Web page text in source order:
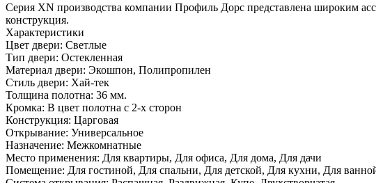
Серия ХN производства компании Профиль Дорс представлена широким
конструкция.
Характеристики
Цвет двери: Светлые
Тип двери: Остекленная
Материал двери: Экошпон, Полипропилен
Стиль двери: Хай-тек
Толщина полотна: 36 мм.
Кромка: В цвет полотна с 2-х сторон
Конструкция: Царговая
Открывание: Универсальное
Назначение: Межкомнатные
Место применения: Для квартиры, Для офиса, Для дома, Для дачи
Помещение: Для гостиной, Для спальни, Для детской, Для кухни, Для